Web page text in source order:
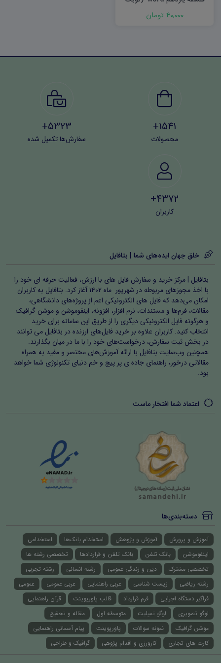
دوم)40,000 تومان
1541+
محصولات
5323+
سفارش‌ها تکمیل شده
4372+
کاربران
خلق جهان ایده‌های شما | بتافایل
بتافایل | مرکز خرید و سفارش فایل های با ارزش، فعالیت حرفه ای خود را
با اخذ مجوزهای مربوطه در شهریور ماه ۱۴۰۲ آغاز کرد. بتافایل به کاربران
امکان می‌دهد که فایل های الکترونیکی اعم از پروژه‌های دانشگاهی،
مقالات، فرم‌ها و مستندات، نرم افزار، افزونه، اینفوموشن و موشن گرافیک
و هرگونه فایل الکترونیکی دیگری را از طریق این سامانه برای خرید
انتخاب کنید. کاربران علاوه بر خرید فایل‌های ارزنده در بتافایل می توانند
در بخش ثبت سفارش، درخواست‌های خود را با ما در میان بگذارند.
همچنین وب‌سایت بتافایل با ارائه آموزش‌های مختصر و مفید به همراه
مقالاتی درخور، راهنمای جاده ی پر پیچ و خم دنیای تکنولوژی شما خواهد
بود.
اعتماد شما افتخار ماست
دسته‌بندی‌ها
آموزش و پرورش آموزش و پژوهش استخدام بانک‌ها
استخدامی
اینفوموشن
بانک تلفن بانک تلفن و قراردادها
تخصصی رشته ها
تخصصی مشترک
دین و زندگی عمومی رشته انسانی
رشته تجربی
رشته ریاضی
زیست شناسی عربی راهنمایی عربی عمومی
عمومی
فراگیر دستگاه اجرایی
فرم قرارداد قالب پاورپوینت
قرآن راهنمایی
لوگو تصویری
لوگو تمپلیت متوسطه اول
مقاله و تحقیق
موشن گرافیک
نمونه سوالات پاورپوینت
پیام آسمانی راهنمایی
کارت های تجاری
کارورزی و اقدام پژوهی گرافیک و طراحی